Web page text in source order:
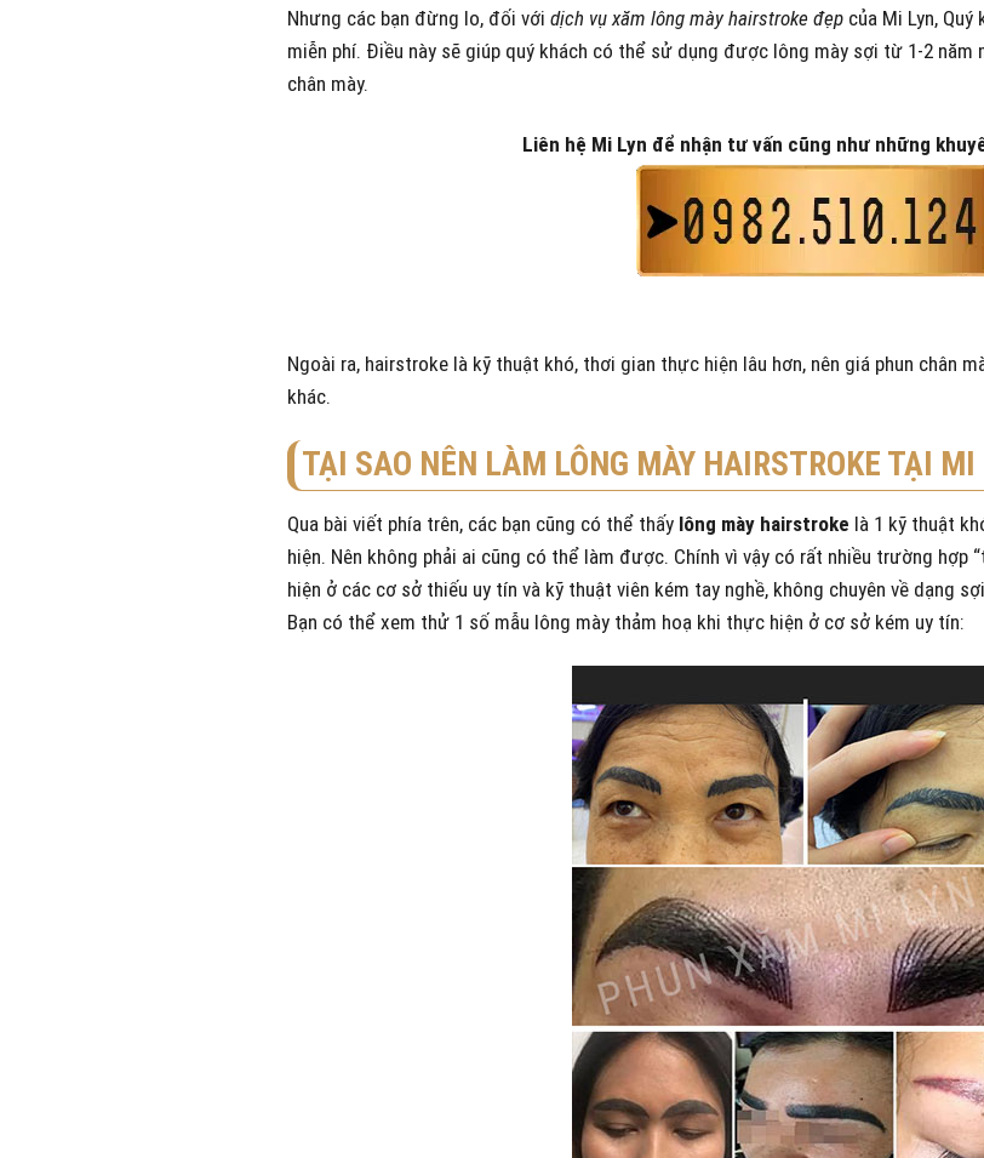
Nhưng các bạn đừng lo, đối với dịch vụ xăm lông mày hairstroke đẹp của Mi Lyn,
miễn phí. Điều này sẽ giúp quý khách có thể sử dụng được lông mày sợi từ 1-2
chân mày.
Liên hệ Mi Lyn để nhận tư vấn cũng như những
Ngoài ra, hairstroke là kỹ thuật khó, thơi gian thực hiện lâu hơn, nên giá phun chân
khác.
TẠI SAO NÊN LÀM LÔNG MÀY HAIRSTROKE TẠI MI
Qua bài viết phía trên, các bạn cũng có thể thấy lông mày hairstroke là 1 kỹ thuật
hiện. Nên không phải ai cũng có thể làm được. Chính vì vậy có rất nhiều trường hợp
hiện ở các cơ sở thiếu uy tín và kỹ thuật viên kém tay nghề, không chuyên về dạng
Bạn có thể xem thử 1 số mẫu lông mày thảm hoạ khi thực hiện ở cơ sở kém uy tín: